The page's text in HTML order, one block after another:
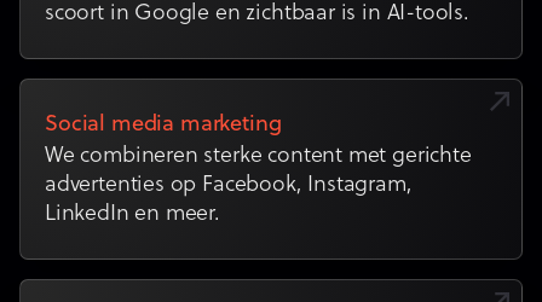
scoort in Google en zichtbaar is in AI-tools.
Social media marketing
We combineren sterke content met gerichte
advertenties op Facebook, Instagram,
LinkedIn en meer.